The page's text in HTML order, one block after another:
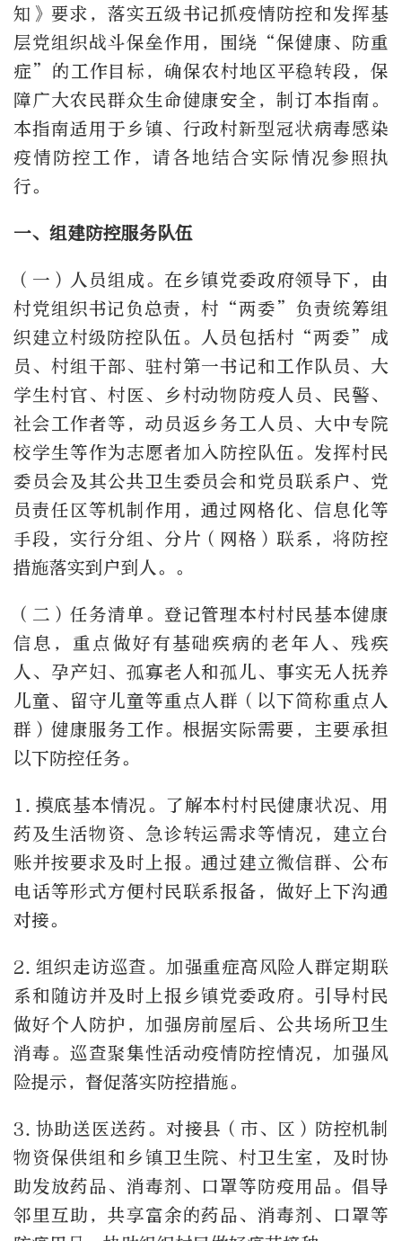
知》要求，落实五级书记抓疫情防控和发挥基
层党组织战斗保垒作用，围绕“保健康、防重
症”的工作目标，确保农村地区平稳转段，保
障广大农民群众生命健康安全，制订本指南。
本指南适用于乡镇、行政村新型冠状病毒感染
疫情防控工作，请各地结合实际情况参照执
行。
一、组建防控服务队伍
（一）人员组成。在乡镇党委政府领导下，由
村党组织书记负总责，村“两委”负责统筹组
织建立村级防控队伍。人员包括村“两委”成
员、村组干部、驻村第一书记和工作队员、大
学生村官、村医、乡村动物防疫人员、民警、
社会工作者等，动员返乡务工人员、大中专院
校学生等作为志愿者加入防控队伍。发挥村民
委员会及其公共卫生委员会和党员联系户、党
员责任区等机制作用，通过网格化、信息化等
手段，实行分组、分片（网格）联系，将防控
措施落实到户到人。。
（二）任务清单。登记管理本村村民基本健康
信息，重点做好有基础疾病的老年人、残疾
人、孕产妇、孤寡老人和孤儿、事实无人抚养
儿童、留守儿童等重点人群（以下简称重点人
群）健康服务工作。根据实际需要，主要承担
以下防控任务。
1.摸底基本情况。了解本村村民健康状况、用
药及生活物资、急诊转运需求等情况，建立台
账并按要求及时上报。通过建立微信群、公布
电话等形式方便村民联系报备，做好上下沟通
对接。
2.组织走访巡查。加强重症高风险人群定期联
系和随访并及时上报乡镇党委政府。引导村民
做好个人防护，加强房前屋后、公共场所卫生
消毒。巡查聚集性活动疫情防控情况，加强风
险提示，督促落实防控措施。
3.协助送医送药。对接县（市、区）防控机制
物资保供组和乡镇卫生院、村卫生室，及时协
助发放药品、消毒剂、口罩等防疫用品。倡导
邻里互助，共享富余的药品、消毒剂、口罩等